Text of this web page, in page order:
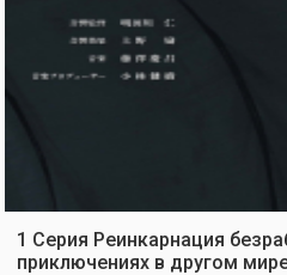
1 Серия Реинкарнация
приключениях в другом